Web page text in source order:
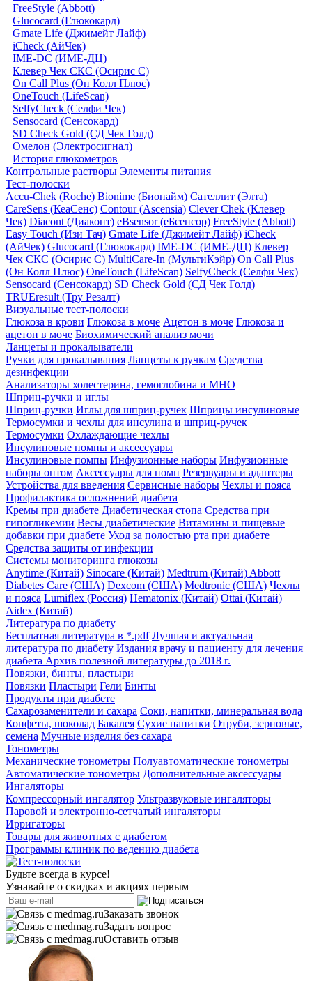
FreeStyle (Abbott)
Glucocard (Глюкокард)
Gmate Life (Джимейт Лайф)
iCheck (АйЧек)
IME-DC (ИМЕ-ДЦ)
Клевер Чек СКС (Осирис С)
On Call Plus (Он Колл Плюс)
OneTouch (LifeScan)
SelfyCheck (Селфи Чек)
Sensocard (Сенсокард)
SD Check Gold (СД Чек Голд)
Омелон (Электросигнал)
История глюкометров
Контрольные растворы Элементы питания
Тест-полоски
Accu-Chek (Roche) Bionime (Бионайм) Сателлит (Элта)
CareSens (КеаСенс) Contour (Ascensia) Clever Chek (Клевер
Чек) Diacont (Диаконт) eBsensor (еБсенсор) FreeStyle (Abbott)
Easy Touch (Изи Тач) Gmate Life (Джимейт Лайф) iCheck
(АйЧек) Glucocard (Глюкокард) IME-DC (ИМЕ-ДЦ) Клевер
Чек СКС (Осирис С) MultiCare-In (МультиКэйр) On Call Plus
(Он Колл Плюс) OneTouch (LifeScan) SelfyCheck (Селфи Чек)
Sensocard (Сенсокард) SD Check Gold (СД Чек Голд)
TRUEresult (Тру Резалт)
Визуальные тест-полоски
Глюкоза в крови Глюкоза в моче Ацетон в моче Глюкоза и
ацетон в моче Биохимический анализ мочи
Ланцеты и прокалыватели
Ручки для прокалывания Ланцеты к ручкам Средства
дезинфекции
Анализаторы холестерина, гемоглобина и МНО
Шприц-ручки и иглы
Шприц-ручки Иглы для шприц-ручек Шприцы инсулиновые
Термосумки и чехлы для инсулина и шприц-ручек
Термосумки Охлаждающие чехлы
Инсулиновые помпы и аксессуары
Инсулиновые помпы Инфузионные наборы Инфузионные
наборы оптом Аксессуары для помп Резервуары и адаптеры
Устройства для введения Сервисные наборы Чехлы и пояса
Профилактика осложнений диабета
Кремы при диабете Диабетическая стопа Средства при
гипогликемии Весы диабетические Витамины и пищевые
добавки при диабете Уход за полостью рта при диабете
Средства защиты от инфекции
Системы мониторинга глюкозы
Anytime (Китай) Sinocare (Китай) Medtrum (Китай) Abbott
Diabetes Care (США) Dexcom (США) Medtronic (США) Чехлы
и пояса Lumiflex (Россия) Hematonix (Китай) Ottai (Китай)
Aidex (Китай)
Литература по диабету
Бесплатная литература в *.pdf Лучшая и актуальная
литература по диабету Издания врачу и пациенту для лечения
диабета Архив полезной литературы до 2018 г.
Повязки, бинты, пластыри
Повязки Пластыри Гели Бинты
Продукты при диабете
Сахарозаменители и сахара Соки, напитки, минеральная вода
Конфеты, шоколад Бакалея Сухие напитки Отруби, зерновые,
семена Мучные изделия без сахара
Тонометры
Механические тонометры Полуавтоматические тонометры
Автоматические тонометры Дополнительные аксессуары
Ингаляторы
Компрессорный ингалятор Ультразвуковые ингаляторы
Паровой и электронно-сетчатый ингаляторы
Ирригаторы
Товары для животных с диабетом
Программы клиник по ведению диабета
Будьте всегда в курсе!
Узнавайте о скидках и акциях первым
Заказать звонок
Задать вопрос
Оставить отзыв